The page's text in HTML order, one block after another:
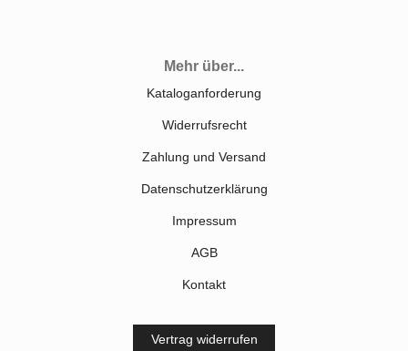
Mehr über...
Kataloganforderung
Widerrufsrecht
Zahlung und Versand
Datenschutzerklärung
Impressum
AGB
Kontakt
Vertrag widerrufen